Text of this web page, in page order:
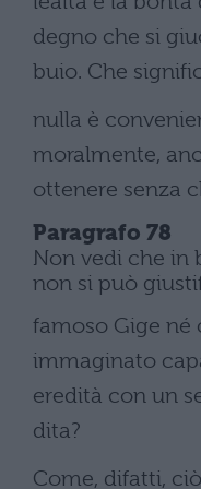
degno che si
buio. Che
nulla è
moralmente,
ottenere senza
Paragrafo 78
Non vedi che in
non si può
famoso Gige né
immaginato
eredità con un
dita?
Come, difatti,